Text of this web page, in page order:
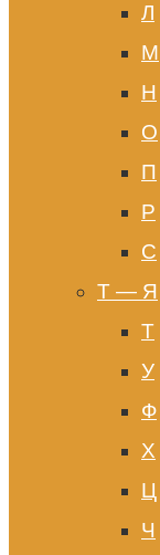
Л
М
Н
О
П
Р
С
Т — Я
Т
У
Ф
Х
Ц
Ч